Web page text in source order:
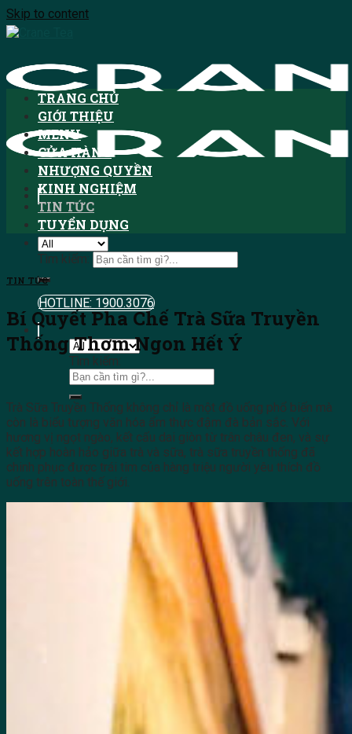
Skip to content
Tìm kiếm:
HOTLINE: 1900.3076
Tìm kiếm:
TRANG CHỦ
GIỚI THIỆU
MENU
CỬA HÀNG
NHƯỢNG QUYỀN
KINH NGHIỆM
TIN TỨC
TUYỂN DỤNG
TIN TỨC
Bí Quyết Pha Chế Trà Sữa Truyền
Thống Thơm Ngon Hết Ý
Trà Sữa Truyền Thống không chỉ là một đồ uống phổ biến mà
còn là biểu tượng văn hóa ẩm thực đậm đà bản sắc. Với
hương vị ngọt ngào, kết cấu dai giòn từ trân châu đen, và sự
kết hợp hoàn hảo giữa trà và sữa, trà sữa truyền thống đã
chinh phục được trái tim của hàng triệu người yêu thích đồ
uống trên toàn thế giới.